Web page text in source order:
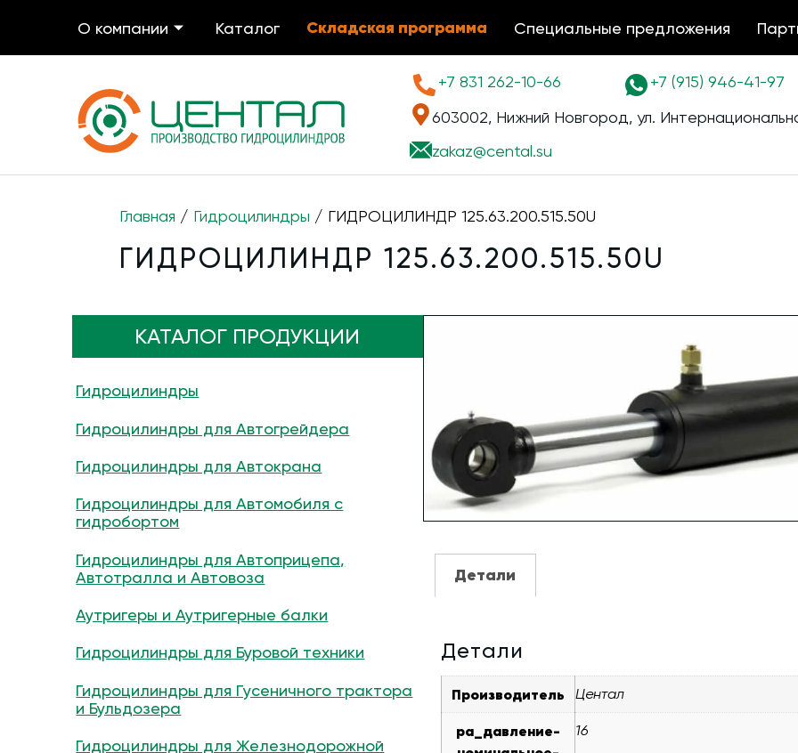
О компании Каталог Складская программа Специальные предложения
+7 831 262-10-66
+7 (915) 946-41-97
603002, Нижний Новгород, ул.
zakaz@cental.su
Главная / Гидроцилиндры / ГИДРОЦИЛИНДР 125.63.200.515.50U
ГИДРОЦИЛИНДР 125.63.200.515.50U
КАТАЛОГ ПРОДУКЦИИ
Гидроцилиндры
Гидроцилиндры для Автогрейдера
Гидроцилиндры для Автокрана
Гидроцилиндры для Автомобиля с
гидробортом
Гидроцилиндры для Автоприцепа,
Автотралла и Автовоза
Аутригеры и Аутригерные балки
Гидроцилиндры для Буровой техники
Гидроцилиндры для Гусеничного трактора
и Бульдозера
Гидроцилиндры для Железнодорожной
Детали
Детали
Производитель Центал
pa_давление-
16